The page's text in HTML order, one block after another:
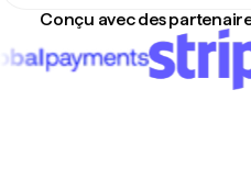
Conçu avec des